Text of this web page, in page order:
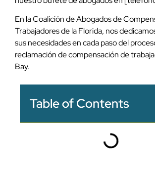
En la Coalición de Abogados de
Trabajadores de la Florida, nos
sus necesidades en cada paso del
reclamación de compensación de
Bay.
Table of Contents